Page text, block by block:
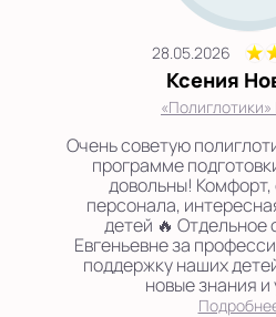
28.05.2026
Ксения
Очень советую
программе
довольны! Комфорт,
персонала,
детей 🔥 Отдельное
Евгеньевне за
поддержку наших
новые знания